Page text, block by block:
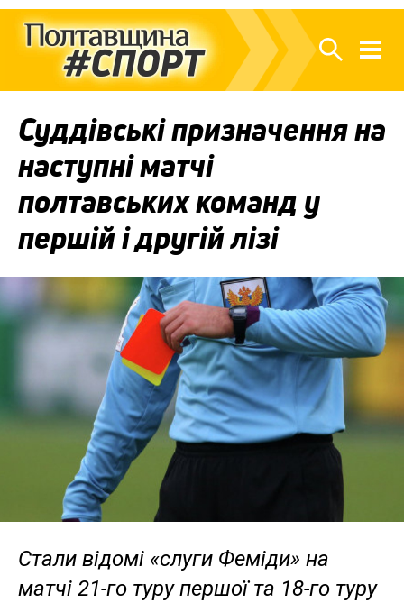
Суддівські призначення на
наступні матчі
полтавських команд у
першій і другій лізі
Стали відомі «слуги Феміди» на
матчі 21-го туру першої та 18-го туру